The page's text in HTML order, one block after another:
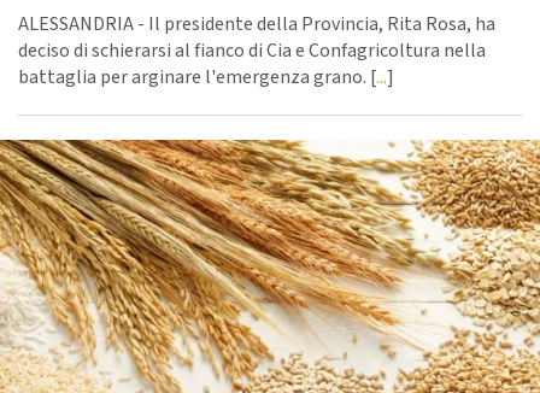
ALESSANDRIA - Il presidente della Provincia, Rita Rosa, ha
deciso di schierarsi al fianco di Cia e Confagricoltura nella
battaglia per arginare l'emergenza grano. [...]